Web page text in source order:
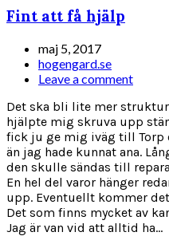
Fint att få hjälp
maj 5, 2017
hogengard.se
Leave a comment
Det ska bli lite mer
hjälpte mig skruva upp
fick ju ge mig iväg till Torp
än jag hade kunnat ana.
den skulle sändas till
En hel del varor hänger
upp. Eventuellt kommer
Det som finns mycket av
Jag är van vid att alltid ha...